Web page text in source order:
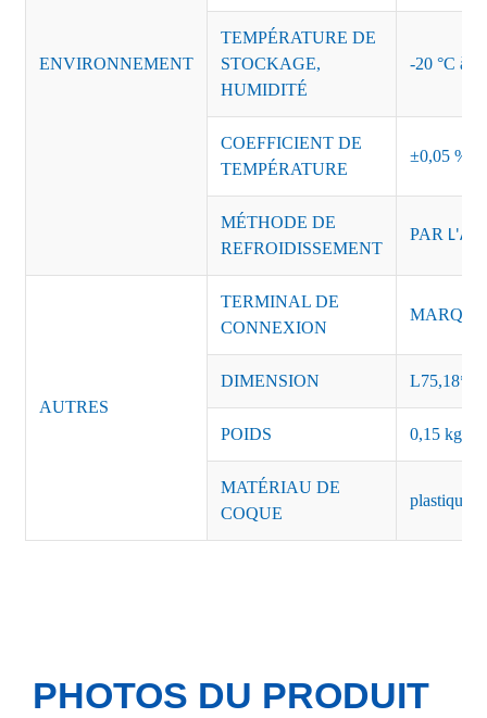
ENVIRONNEMENT
TEMPÉRATURE DE
STOCKAGE,
HUMIDITÉ
-20 °C à
COEFFICIENT DE
TEMPÉRATURE
±0,05 %/
MÉTHODE DE
REFROIDISSEMENT
PAR
AUTRES
TERMINAL DE
CONNEXION
DIMENSION
POIDS 0,15 kg/
MATÉRIAU DE
COQUE
plastique
PHOTOS DU PRODUIT